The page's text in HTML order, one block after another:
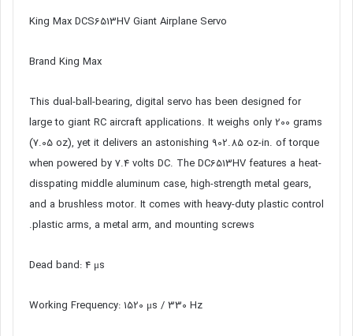
King Max DCS6513HV Giant Airplane Servo
Brand King Max
This dual-ball-bearing, digital servo has been designed for
large to giant RC aircraft applications. It weighs only 200 grams
(7.05 oz), yet it delivers an astonishing 902.85 oz-in. of torque
when powered by 7.4 volts DC. The DC6513HV features a heat-
disspating middle aluminum case, high-strength metal gears,
and a brushless motor. It comes with heavy-duty plastic control
plastic arms, a metal arm, and mounting screws.
Dead band: 4 μs
Working Frequency: 1520 μs / 330 Hz